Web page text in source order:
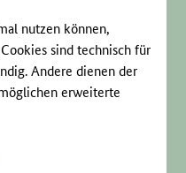
nutzen können,
sind technisch für
Andere dienen der
erweiterte